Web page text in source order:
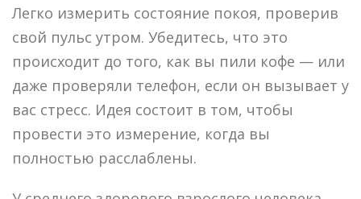
Легко измерить состояние покоя, проверив
свой пульс утром. Убедитесь, что это
происходит до того, как вы пили кофе — или
даже проверяли телефон, если он вызывает у
вас стресс. Идея состоит в том, чтобы
провести это измерение, когда вы
полностью расслаблены.